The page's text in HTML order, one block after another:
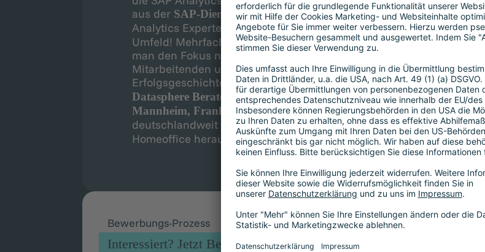
aus der SAP-Dienstleistungsbranchemit seinen über 150 SAP
Analytics Experten und derSAP Gold Partnerschaftdas optimale
Umfeld! Mehrfach als „Great-Place-to-Work“ ausgezeichnet, setzt
man den Fokus neben fachlichen Themen auch klar auf seine
Mitarbeitenden und deren Zufriedenheit. Werde Teil der
Erfolgsgeschichte und bewerbe Dich alsSAP BDC, Databricks &
Datasphere Berater
(m/w/d) für einen der Standorte inMünchen,
Mannheim, Frankfurt, Dortmund und Hamburgoder
deutschlandweit mit der Möglichkeit100% Remoteaus dem
Homeoffice heraus zu arbeiten.
Bewerbungs-Prozess
Interessiert? Jetzt Bewerben!